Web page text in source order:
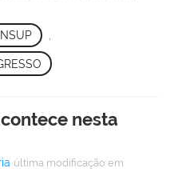
nesta
última modificação em